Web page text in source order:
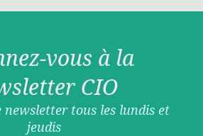
vous à la
CIO
newsletter tous les lundis et
jeudis